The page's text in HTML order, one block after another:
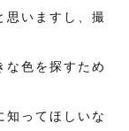
思いますし、撮
な色を探すため
知ってほしいな